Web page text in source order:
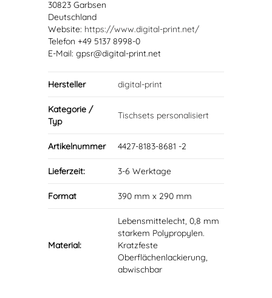
30823 Garbsen
Deutschland
Website: https://www.digital-print.net/
Telefon +49 5137 8998-0
E-Mail: gpsr@digital-print.net
Hersteller digital-print
Kategorie /
Typ
Tischsets personalisiert
Artikelnummer 4427-8183-8681 -2
Lieferzeit: 3-6 Werktage
Format 390 mm x 290 mm
Material:
Lebensmittelecht, 0,8 mm
starkem Polypropylen.
Kratzfeste
Oberflächenlackierung,
abwischbar